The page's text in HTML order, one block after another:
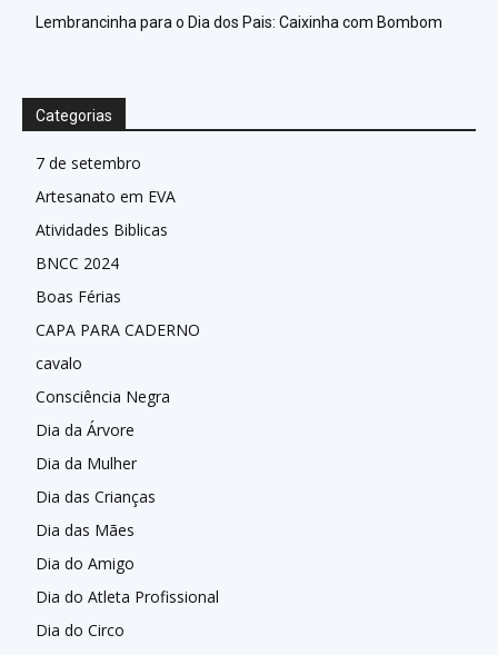
Lembrancinha para o Dia dos Pais: Caixinha com Bombom
Categorias
7 de setembro
Artesanato em EVA
Atividades Biblicas
BNCC 2024
Boas Férias
CAPA PARA CADERNO
cavalo
Consciência Negra
Dia da Árvore
Dia da Mulher
Dia das Crianças
Dia das Mães
Dia do Amigo
Dia do Atleta Profissional
Dia do Circo